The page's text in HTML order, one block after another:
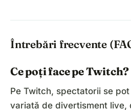
Întrebări frecvente
Ce poți face pe Twitch?
Pe Twitch, spectatorii se
variată de divertisment live,